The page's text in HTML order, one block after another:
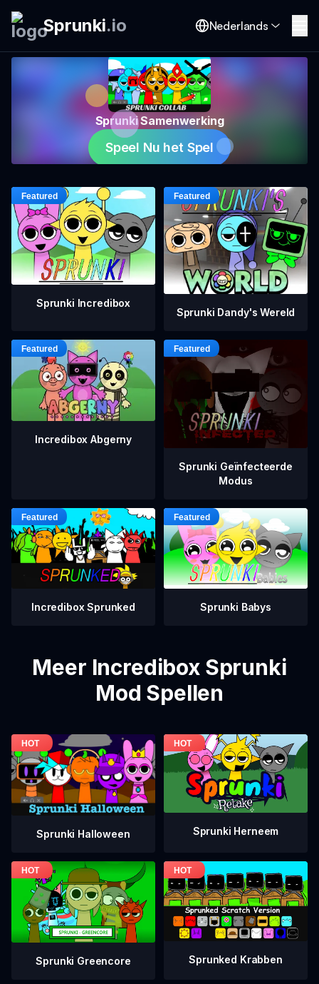
Sprunki.io Nederlands
Sprunki Samenwerking
Speel Nu het Spel
Sprunki Incredibox
Sprunki Dandy's Wereld
Incredibox Abgerny
Sprunki Geïnfecteerde
Modus
Incredibox Sprunked Sprunki Babys
Meer Incredibox Sprunki
Mod Spellen
Sprunki Halloween Sprunki Herneem
Sprunki Greencore Sprunked Krabben